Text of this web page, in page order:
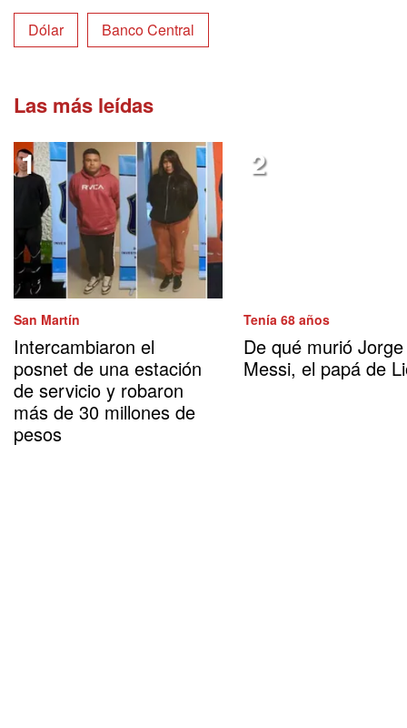
Dólar Banco Central
Las más leídas
San Martín
Intercambiaron el
posnet de una estación
de servicio y robaron
más de 30 millones de
pesos
Tenía 68 años
De qué murió Jorge
Messi, el papá de